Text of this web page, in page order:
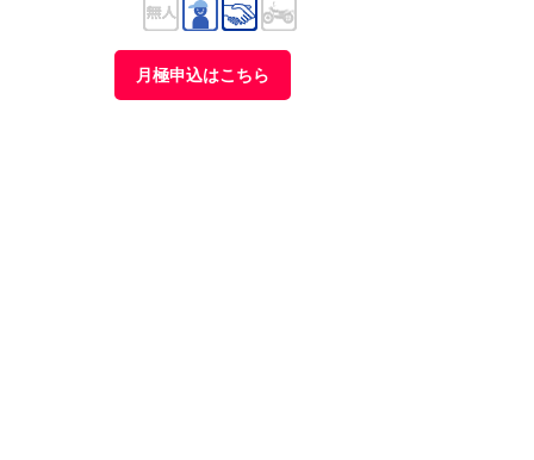
月極申込はこちら